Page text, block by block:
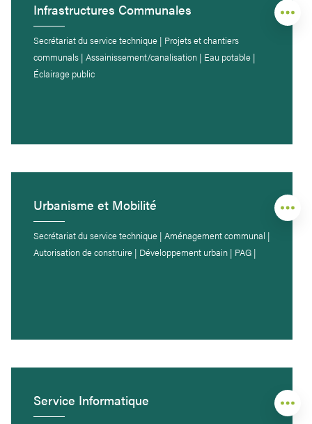
Infrastructures Communales
Secrétariat du service technique | Projets et chantiers
communals | Assainissement/canalisation | Eau potable |
Éclairage public
Urbanisme et Mobilité
Secrétariat du service technique | Aménagement communal |
Autorisation de construire | Développement urbain | PAG |
Service Informatique